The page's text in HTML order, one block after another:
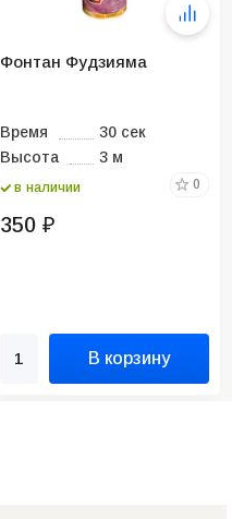
Фонтан Фудзияма
Время
30 сек
Высота
3 м
в наличии 0
350 ₽
В корзину